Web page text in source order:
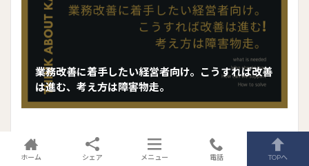
業務改善に着手したい経営者向け。こうすれば改善
は進む、考え方は障害物走。
関連する記事
ホーム シェア メニュー 電話 TOPへ